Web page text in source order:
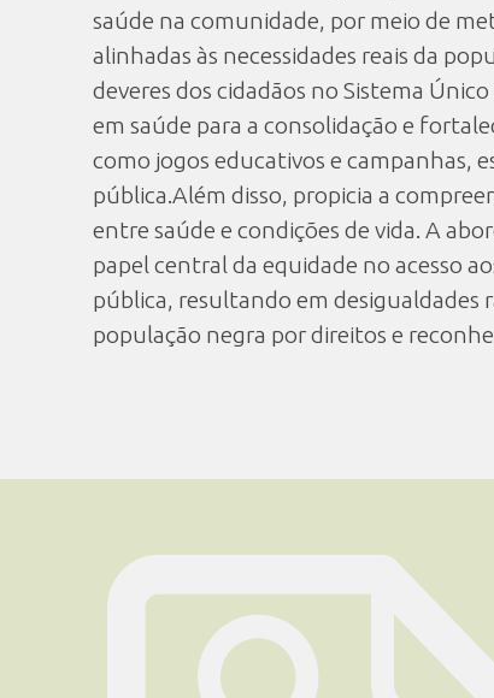
saúde na comunidade, por meio de
alinhadas às necessidades reais da
deveres dos cidadãos no Sistema
em saúde para a consolidação e
como jogos educativos e campanhas,
pública.Além disso, propicia a
entre saúde e condições de vida. A
papel central da equidade no acesso
pública, resultando em desigualdades
população negra por direitos e